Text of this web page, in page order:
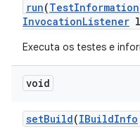
run(TestInformation
InvocationListener
Executa os testes e
void
setBuild(IBuildInfo